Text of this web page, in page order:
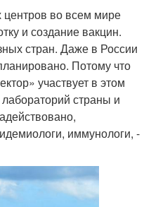
центров во всем мире
и создание вакцин.
стран. Даже в России
Потому что
участвует в этом
страны и
иммунологи, -